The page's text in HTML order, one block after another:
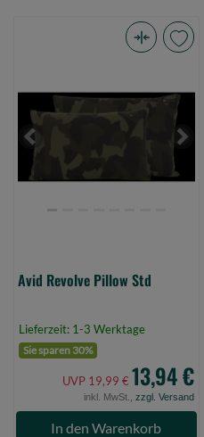
Pillow
Std
(BildPrevious Next
Avid Revolve Pillow Std
Lieferzeit: 1-3 Werktage
Sie sparen 30%
UVP 19,99 € 13,94 €
inkl. MwSt., zzgl. Versand
In den Warenkorb